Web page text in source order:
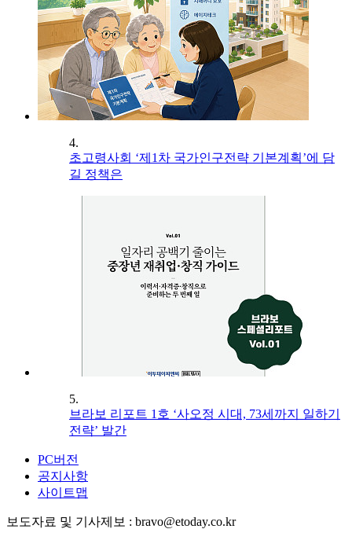
4.
초고령사회 ‘제1차 국가인구전략 기본계획’에 담
길 정책은
5.
브라보 리포트 1호 ‘사오정 시대, 73세까지 일하기
전략’ 발간
PC버전
공지사항
사이트맵
보도자료 및 기사제보 : bravo@etoday.co.kr